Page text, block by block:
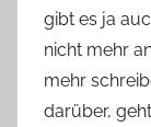
gibt es ja
nicht mehr
mehr
darüber,